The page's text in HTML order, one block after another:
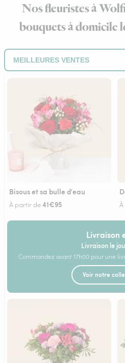
Nos fleuristes à
bouquets à domicile
Bisous et sa bulle d'eau
À partir de41€95
Livraison
Livraison le
Commandez avant 17h00 pour une
Voir notre